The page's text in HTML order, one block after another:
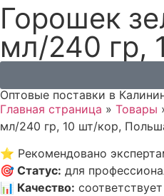
Горошек
мл/240 гр,
Оптовые поставки в
Главная страница » Товары
мл/240 гр, 10 шт/кор,
⭐ Рекомендовано
🎯 Статус: для
📊 Качество: